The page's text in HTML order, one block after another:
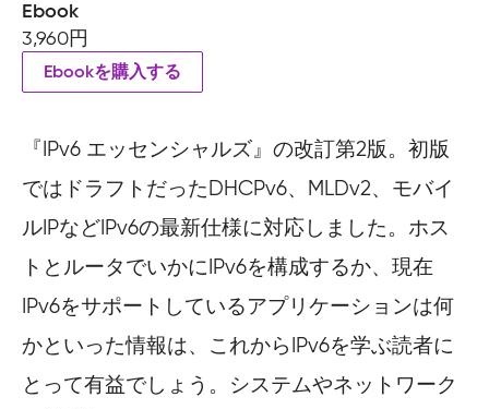
Ebook
3,960円
Ebookを購入する
『IPv6 エッセンシャルズ』の改訂第2版。初版
ではドラフトだったDHCPv6、MLDv2、モバイ
ルIPなどIPv6の最新仕様に対応しました。ホス
トとルータでいかにIPv6を構成するか、現在
IPv6をサポートしているアプリケーションは何
かといった情報は、これからIPv6を学ぶ読者に
とって有益でしょう。システムやネットワーク